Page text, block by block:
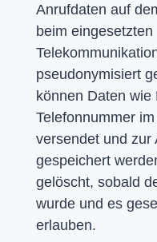
Anrufdaten auf
beim eingesetzten
pseudonymisiert
können Daten wie
Telefonnummer
versendet und zur
gespeichert
gelöscht, sobald
wurde und es
erlauben.